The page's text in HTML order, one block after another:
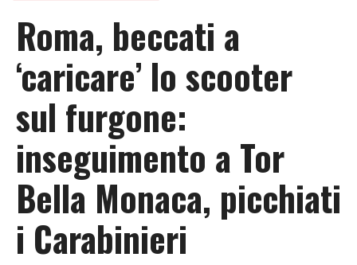
Roma, beccati a
‘caricare’ lo scooter
sul furgone:
inseguimento a Tor
Bella Monaca, picchiati
i Carabinieri